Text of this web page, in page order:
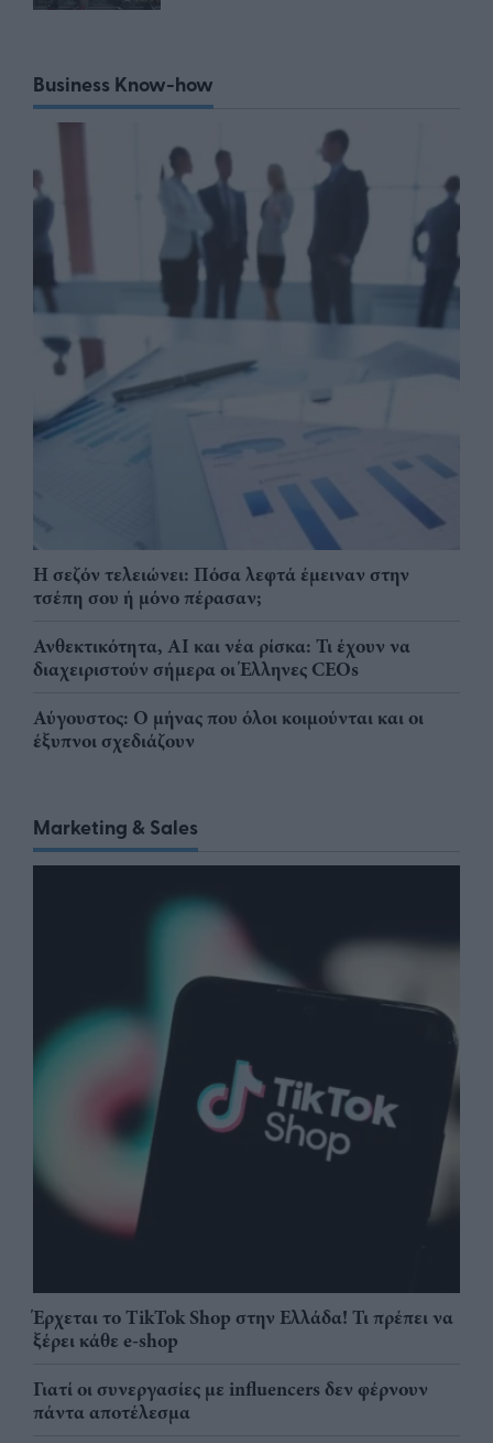
Business Know-how
Η σεζόν τελειώνει: Πόσα λεφτά έμειναν στην
τσέπη σου ή μόνο πέρασαν;
Ανθεκτικότητα, AI και νέα ρίσκα: Τι έχουν να
διαχειριστούν σήμερα οι Έλληνες CEOs
Αύγουστος: Ο μήνας που όλοι κοιμούνται και οι
έξυπνοι σχεδιάζουν
Marketing & Sales
Έρχεται το TikTok Shop στην Ελλάδα! Τι πρέπει να
ξέρει κάθε e-shop
Γιατί οι συνεργασίες με influencers δεν φέρνουν
πάντα αποτέλεσμα